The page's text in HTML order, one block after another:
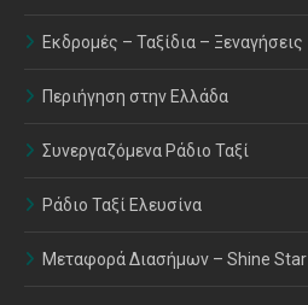
Εκδρομές – Ταξίδια – Ξεναγήσεις
Περιήγηση στην Ελλάδα
Συνεργαζόμενα Ράδιο Ταξί
Ράδιο Ταξί Ελευσίνα
Μεταφορά Διασήμων – Shine Star